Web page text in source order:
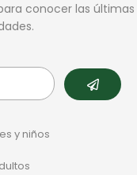
conocer las últimas
y niños